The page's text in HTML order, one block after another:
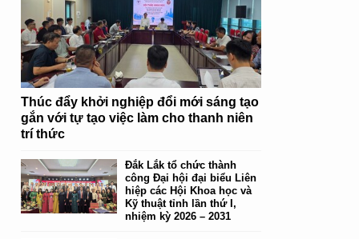
Thúc đẩy khởi nghiệp đổi mới sáng tạo
gắn với tự tạo việc làm cho thanh niên
trí thức
Đắk Lắk tổ chức thành
công Đại hội đại biểu Liên
hiệp các Hội Khoa học và
Kỹ thuật tỉnh lần thứ I,
nhiệm kỳ 2026 – 2031